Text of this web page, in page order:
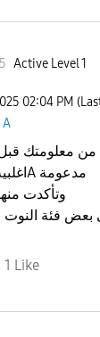
Active Level 1
02:04 PM
جالاكسى A
من معلومتك
اغلبية فئه الA مدعومة
وتأكدت
فئة النوت
1 Like